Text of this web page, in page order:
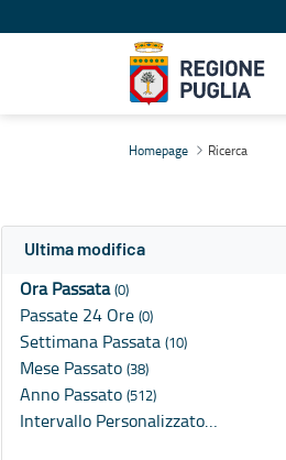
Homepage Ricerca
Ultima modifica
Ora Passata(0)
Passate 24 Ore (0)
Settimana Passata (10)
Mese Passato (38)
Anno Passato (512)
Intervallo Personalizzato…